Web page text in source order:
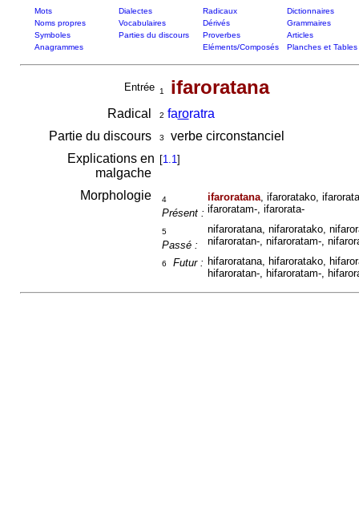
Mots Dialectes Radicaux
Dictionnaires
Noms propres
Vocabulaires Dérivés
Grammaires
Symboles
Parties du discours Proverbes
Articles
Anagrammes
Eléments/Composés Planches et Tables
Entrée 1 ifaroratana
Radical 2 faroratra
Partie du discours
3
verbe circonstanciel
Explications en
malgache
[1.1]
Morphologie 4
Présent :
ifaroratana, ifaroratako,
ifaroratam-, ifarorata-
5
Passé :
nifaroratana, nifaroratako,
nifaroratan-, nifaroratam-,
6 Futur : hifaroratana, hifaroratako,
hifaroratan-, hifaroratam-,